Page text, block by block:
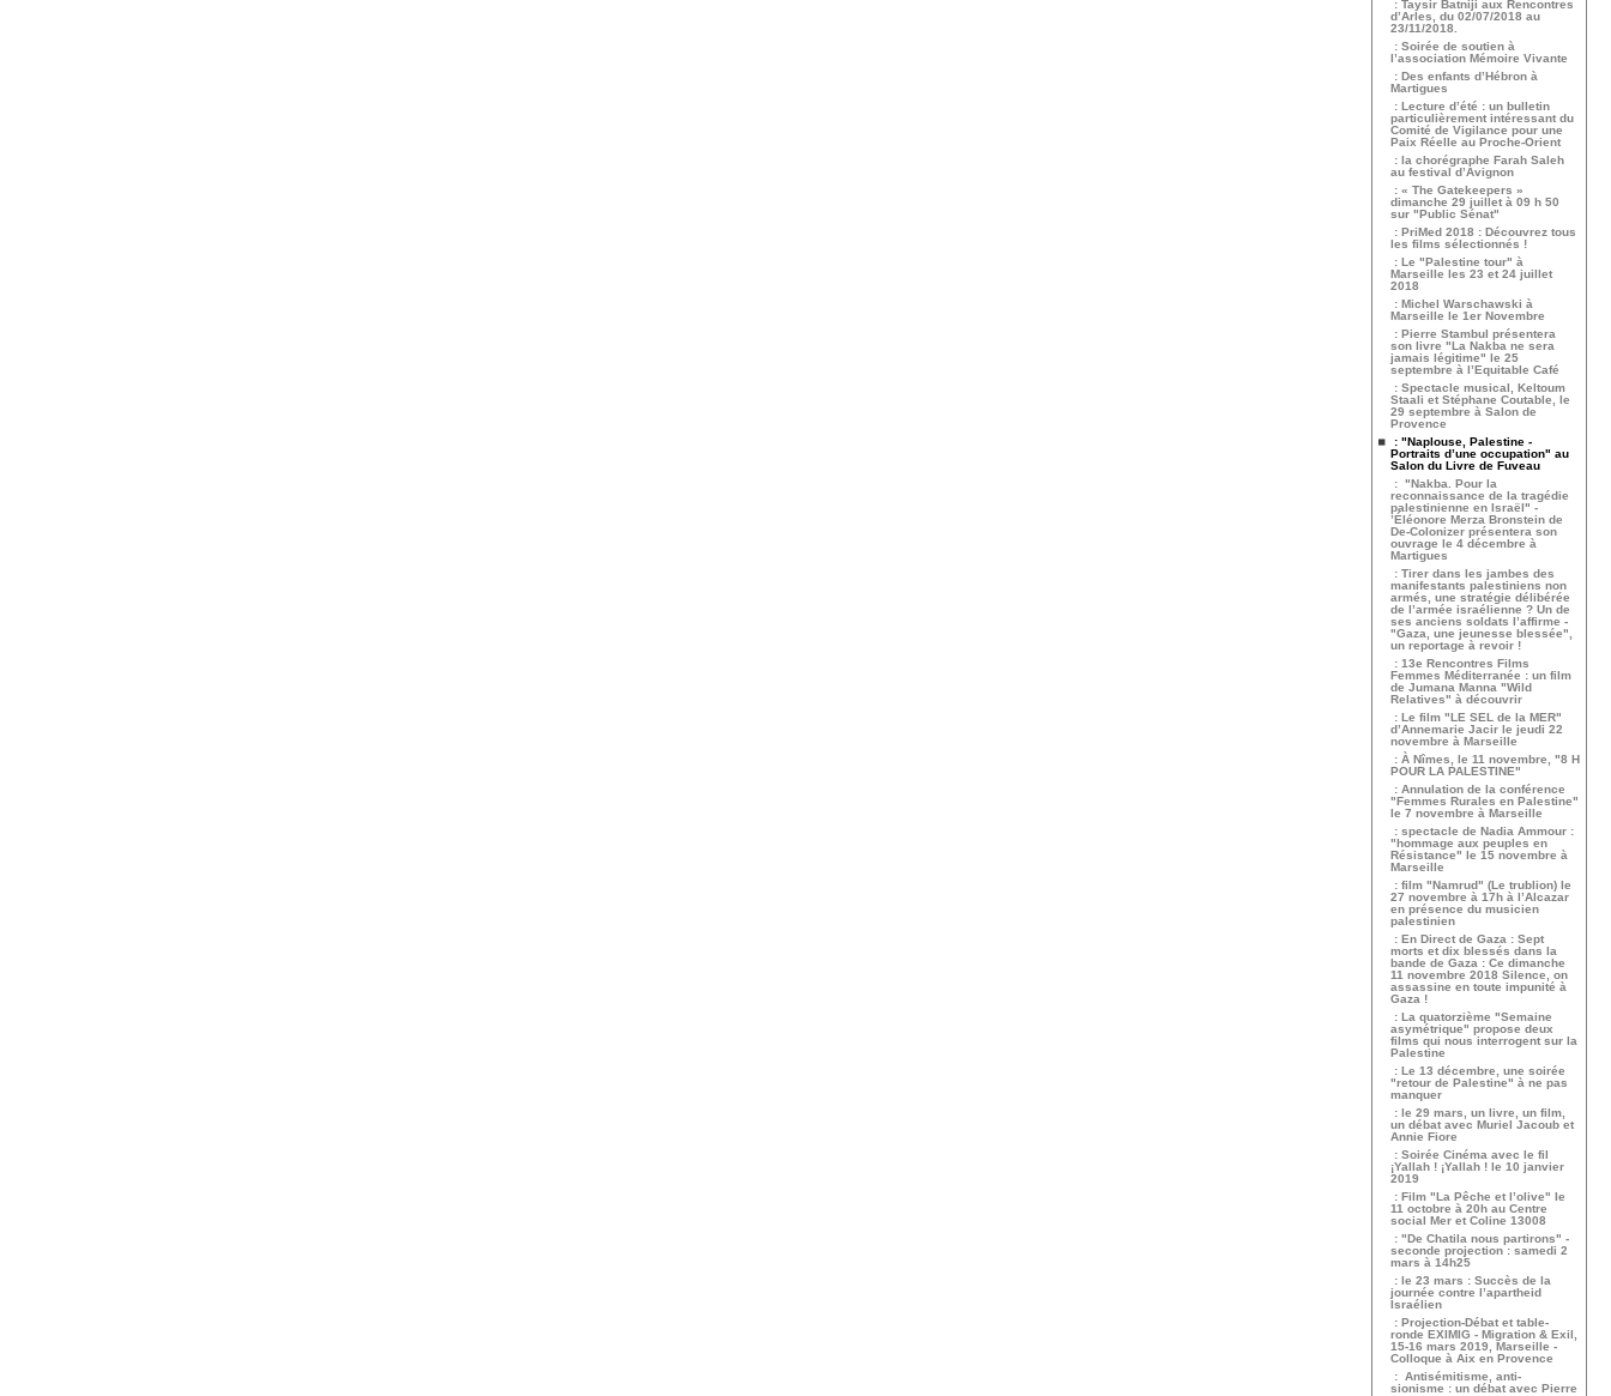
: Taysir Batniji aux Rencontres
d’Arles, du 02/07/2018 au
23/11/2018.
: Soirée de soutien à
l’association Mémoire Vivante
: Des enfants d’Hébron à
Martigues
: Lecture d’été : un bulletin
particulièrement intéressant du
Comité de Vigilance pour une
Paix Réelle au Proche-Orient
: la chorégraphe Farah Saleh
au festival d’Avignon
: « The Gatekeepers »
dimanche 29 juillet à 09 h 50
sur "Public Sénat"
: PriMed 2018 : Découvrez tous
les films sélectionnés !
: Le "Palestine tour" à
Marseille les 23 et 24 juillet
2018
: Michel Warschawski à
Marseille le 1er Novembre
: Pierre Stambul présentera
son livre "La Nakba ne sera
jamais légitime" le 25
septembre à l’Equitable Café
: Spectacle musical, Keltoum
Staali et Stéphane Coutable, le
29 septembre à Salon de
Provence
: "Naplouse, Palestine -
Portraits d’une occupation" au
Salon du Livre de Fuveau
: "Nakba. Pour la
reconnaissance de la tragédie
palestinienne en Israël" -
’Éléonore Merza Bronstein de
De-Colonizer présentera son
ouvrage le 4 décembre à
Martigues
: Tirer dans les jambes des
manifestants palestiniens non
armés, une stratégie délibérée
de l’armée israélienne ? Un de
ses anciens soldats l’affirme -
"Gaza, une jeunesse blessée",
un reportage à revoir !
: 13e Rencontres Films
Femmes Méditerranée : un film
de Jumana Manna "Wild
Relatives" à découvrir
: Le film "LE SEL de la MER"
d’Annemarie Jacir le jeudi 22
novembre à Marseille
: À Nîmes, le 11 novembre, "8 H
POUR LA PALESTINE"
: Annulation de la conférence
"Femmes Rurales en Palestine"
le 7 novembre à Marseille
: spectacle de Nadia Ammour :
"hommage aux peuples en
Résistance" le 15 novembre à
Marseille
: film "Namrud" (Le trublion) le
27 novembre à 17h à l’Alcazar
en présence du musicien
palestinien
: En Direct de Gaza : Sept
morts et dix blessés dans la
bande de Gaza : Ce dimanche
11 novembre 2018 Silence, on
assassine en toute impunité à
Gaza !
: La quatorzième "Semaine
asymétrique" propose deux
films qui nous interrogent sur la
Palestine
: Le 13 décembre, une soirée
"retour de Palestine" à ne pas
manquer
: le 29 mars, un livre, un film,
un débat avec Muriel Jacoub et
Annie Fiore
: Soirée Cinéma avec le fil
¡Yallah ! ¡Yallah ! le 10 janvier
2019
: Film "La Pêche et l’olive" le
11 octobre à 20h au Centre
social Mer et Coline 13008
: "De Chatila nous partirons" -
seconde projection : samedi 2
mars à 14h25
: le 23 mars : Succès de la
journée contre l’apartheid
Israélien
: Projection-Débat et table-
ronde EXIMIG - Migration & Exil,
15-16 mars 2019, Marseille -
Colloque à Aix en Provence
: Antisémitisme, anti-
sionisme : un débat avec Pierre